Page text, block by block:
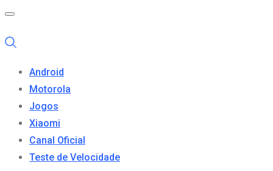
Android
Motorola
Jogos
Xiaomi
Canal Oficial
Teste de Velocidade